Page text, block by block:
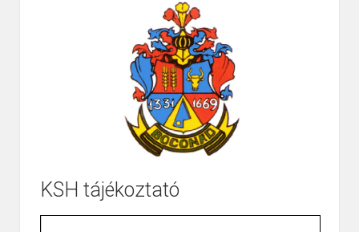
KSH tájékoztató